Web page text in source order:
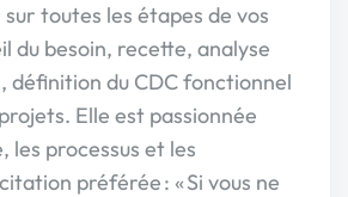
toutes les étapes de vos
du besoin, recette, analyse
définition du CDC fonctionnel
Elle est passionnée
les processus et les
préférée : « Si vous ne